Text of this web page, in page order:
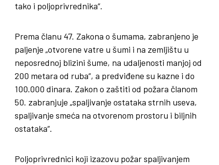
tako i poljoprivrednika“.
Prema članu 47. Zakona o šumama, zabranjeno je
paljenje „otvorene vatre u šumi i na zemljištu u
neposrednoj blizini šume, na udaljenosti manjoj od
200 metara od ruba“, a predviđene su kazne i do
100.000 dinara. Zakon o zaštiti od požara članom
50. zabranjuje „spaljivanje ostataka strnih useva,
spaljivanje smeća na otvorenom prostoru i biljnih
ostataka“.
Poljoprivrednici koji izazovu požar spaljivanjem